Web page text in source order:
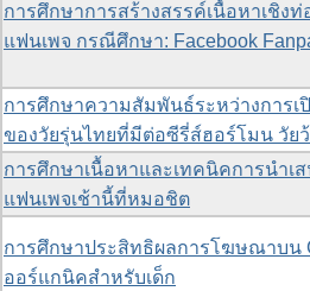
การศึกษาการสร้างสรรค์เนื้อหาเชิง
แฟนเพจ กรณีศึกษา: Facebook
การศึกษาความสัมพันธ์ระหว่างการ
ของวัยรุ่นไทยที่มีต่อซีรี่ส์ฮอร์โมน วัย
การศึกษาเนื้อหาและเทคนิคการนำ
แฟนเพจเช้านี้ที่หมอชิต
การศึกษาประสิทธิผลการโฆษณาบน
ออร์แกนิคสำหรับเด็ก